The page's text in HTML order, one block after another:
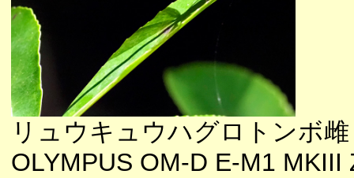
リュウキュウハグロトンボ雌
OLYMPUS OM-D E-M1 MKIII